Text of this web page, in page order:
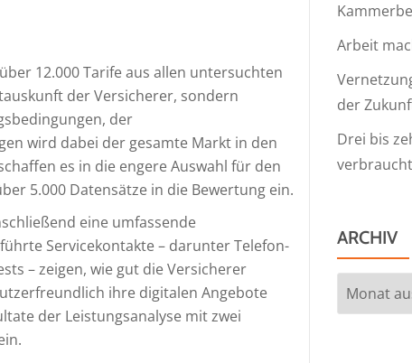
12.000 Tarife aus allen untersuchten
der Versicherer, sondern
der
wird dabei der gesamte Markt in den
es in die engere Auswahl für den
5.000 Datensätze in die Bewertung ein.
eine umfassende
Servicekontakte – darunter Telefon-
– zeigen, wie gut die Versicherer
ihre digitalen Angebote
der Leistungsanalyse mit zwei
Arbeit
der
Drei bis
ARCHIV
Archiv